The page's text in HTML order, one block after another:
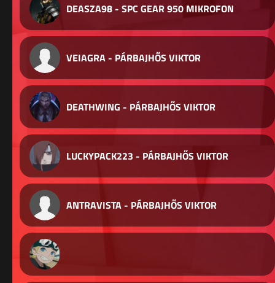
DEASZA98 - SPC GEAR 950 MIKROFON
VEIAGRA - PÁRBAJHŐS VIKTOR
DEATHWING - PÁRBAJHŐS VIKTOR
LUCKYPACK223 - PÁRBAJHŐS VIKTOR
ANTRAVISTA - PÁRBAJHŐS VIKTOR